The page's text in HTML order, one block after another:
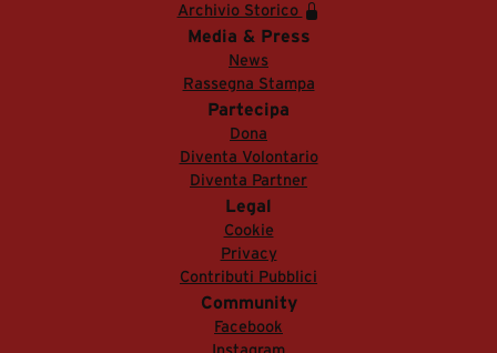
Archivio Storico
Media & Press
News
Rassegna Stampa
Partecipa
Dona
Diventa Volontario
Diventa Partner
Legal
Cookie
Privacy
Contributi Pubblici
Community
Facebook